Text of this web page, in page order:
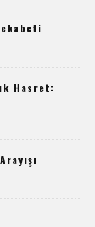
Hasret: